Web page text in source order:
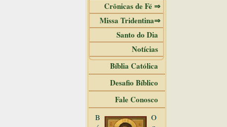
Crônicas de Fé ⇒
Missa Tridentina⇒
Santo do Dia
Notícias
Bíblia Católica
Desafio Bíblico
Fale Conosco
B
O